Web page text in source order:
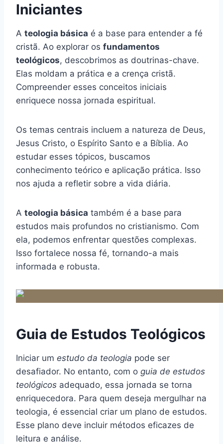
Iniciantes
A teologia básica é a base para entender a fé
cristã. Ao explorar os fundamentos
teológicos, descobrimos as doutrinas-chave.
Elas moldam a prática e a crença cristã.
Compreender esses conceitos iniciais
enriquece nossa jornada espiritual.
Os temas centrais incluem a natureza de Deus,
Jesus Cristo, o Espírito Santo e a Bíblia. Ao
estudar esses tópicos, buscamos
conhecimento teórico e aplicação prática. Isso
nos ajuda a refletir sobre a vida diária.
A teologia básica também é a base para
estudos mais profundos no cristianismo. Com
ela, podemos enfrentar questões complexas.
Isso fortalece nossa fé, tornando-a mais
informada e robusta.
Guia de Estudos Teológicos
Iniciar um estudo da teologia pode ser
desafiador. No entanto, com o guia de estudos
teológicos adequado, essa jornada se torna
enriquecedora. Para quem deseja mergulhar na
teologia, é essencial criar um plano de estudos.
Esse plano deve incluir métodos eficazes de
leitura e análise.